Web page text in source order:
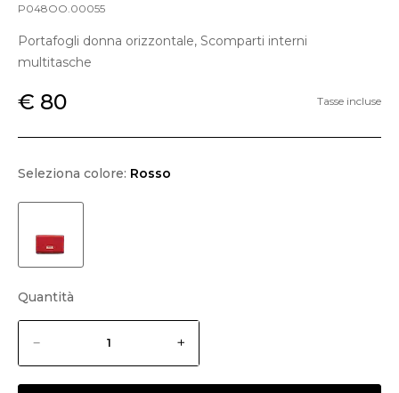
P048OO.00055
Portafogli donna orizzontale, Scomparti interni
multitasche
€ 80 Tasse incluse
Seleziona colore: Rosso
Quantità